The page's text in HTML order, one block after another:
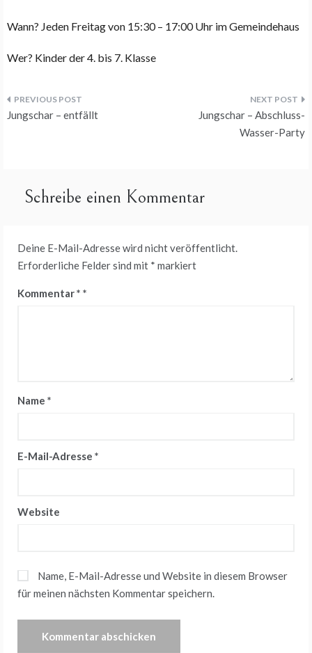
Wann? Jeden Freitag von 15:30 – 17:00 Uhr im Gemeindehaus
Wer? Kinder der 4. bis 7. Klasse
Beitragsnavigation
Jungschar – entfällt
Jungschar – Abschluss-
Wasser-Party
Schreibe einen Kommentar
Deine E-Mail-Adresse wird nicht veröffentlicht.
Erforderliche Felder sind mit * markiert
Kommentar*
Name *
E-Mail-Adresse *
Website
Name, E-Mail-Adresse und Website in diesem Browser
für meinen nächsten Kommentar speichern.